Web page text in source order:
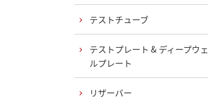
テストチューブ
テストプレート & ディープウェ
ルプレート
リザーバー